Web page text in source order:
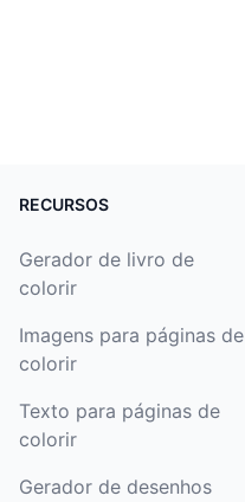
RECURSOS
Gerador de livro de
colorir
Imagens para páginas de
colorir
Texto para páginas de
colorir
Gerador de desenhos